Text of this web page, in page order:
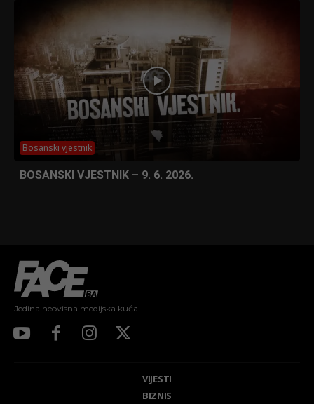
Bosanski vjestnik
BOSANSKI VJESTNIK – 9. 6. 2026.
Jedina neovisna medijska kuća
VIJESTI
BIZNIS